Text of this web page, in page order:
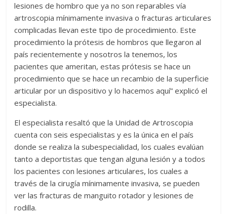
lesiones de hombro que ya no son reparables vía
artroscopia mínimamente invasiva o fracturas articulares
complicadas llevan este tipo de procedimiento. Este
procedimiento la prótesis de hombros que llegaron al
país recientemente y nosotros la tenemos, los
pacientes que ameritan, estas prótesis se hace un
procedimiento que se hace un recambio de la superficie
articular por un dispositivo y lo hacemos aquí” explicó el
especialista.
El especialista resaltó que la Unidad de Artroscopia
cuenta con seis especialistas y es la única en el país
donde se realiza la subespecialidad, los cuales evalúan
tanto a deportistas que tengan alguna lesión y a todos
los pacientes con lesiones articulares, los cuales a
través de la cirugía mínimamente invasiva, se pueden
ver las fracturas de manguito rotador y lesiones de
rodilla.